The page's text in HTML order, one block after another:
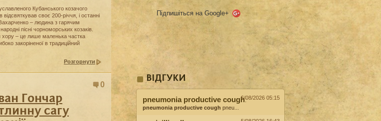
Кубанського козачого
своє 200-річчя, і останні
– людина з гарячим
пісні чорноморських козаків.
– це лише маленька частка
закоріненої в традиційний
Розгорнути
0
Гончар
сагу
Підпишіться на Google+
ВІДГУКИ
pneumonia productive cough:
pneumonia productive cough pneu...
6/08/2026 05:15